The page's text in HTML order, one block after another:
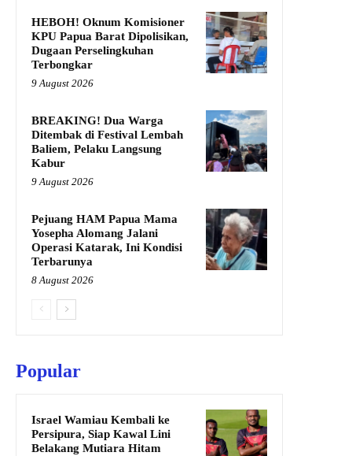
HEBOH! Oknum Komisioner
KPU Papua Barat Dipolisikan,
Dugaan Perselingkuhan
Terbongkar
9 August 2026
BREAKING! Dua Warga
Ditembak di Festival Lembah
Baliem, Pelaku Langsung
Kabur
9 August 2026
Pejuang HAM Papua Mama
Yosepha Alomang Jalani
Operasi Katarak, Ini Kondisi
Terbarunya
8 August 2026
Popular
Israel Wamiau Kembali ke
Persipura, Siap Kawal Lini
Belakang Mutiara Hitam